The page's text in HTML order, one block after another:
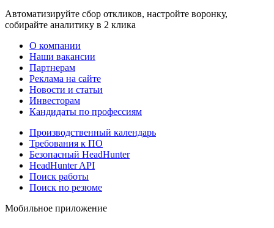
Автоматизируйте сбор откликов, настройте воронку,
собирайте аналитику в 2 клика
О компании
Наши вакансии
Партнерам
Реклама на сайте
Новости и статьи
Инвесторам
Кандидаты по профессиям
Производственный календарь
Требования к ПО
Безопасный HeadHunter
HeadHunter API
Поиск работы
Поиск по резюме
Мобильное приложение